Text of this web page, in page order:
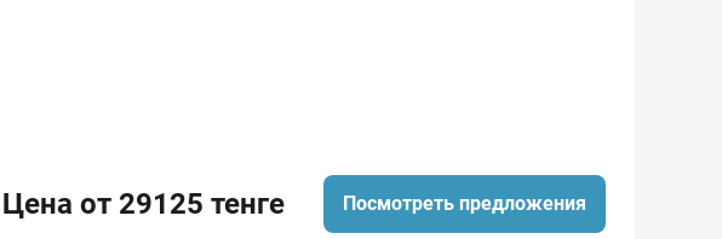
Цена от 29125 тенге Посмотреть предложения